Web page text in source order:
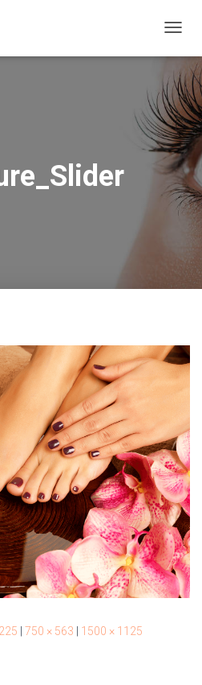
A
I
G
A
T
I
E
I
S
| 750 × 563 | 1500 × 1125